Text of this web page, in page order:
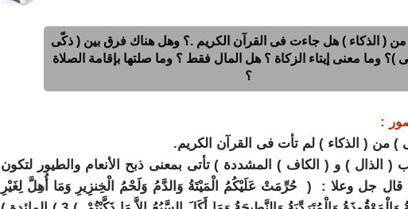
( الذكاء ) هل جاءت فى القرآن الكريم .؟ وهل هناك فرق بين ( ذكّى
)؟ وما معنى إيتاء الزكاة ؟ هل المال فقط ؟ وما صلتها بإقامة الصلاة
؟
:
) من ( الذكاء ) لم تأت فى القرآن الكريم.
( الذال ) و ( الكاف ) المشددة ) تأتى بمعنى ذبح الأنعام والطيور لتكون
قال جل وعلا : ( حُرِّمَتْ عَلَيْكُمُ الْمَيْتَةُ وَالدَّمُ وَلَحْمُ الْخِنزِيرِ وَمَا أُهِلَّ لِغَيْرِ